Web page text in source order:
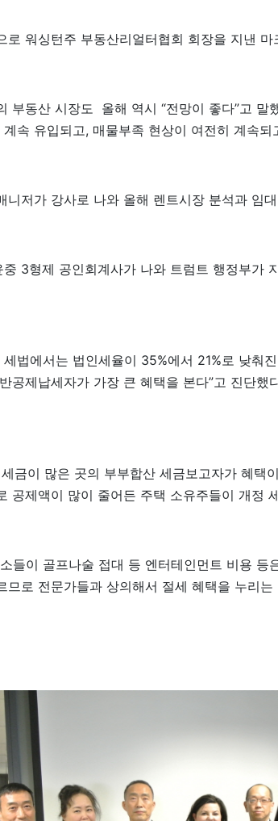
워싱턴주 부동산리얼터협회 회장을 지낸 마
부동산 시장도 올해 역시 “전망이 좋다”고
속 유입되고, 매물부족 현상이 여전히 계속되
저가 강사로 나와 올해 렌트시장 분석과 임
3형제 공인회계사가 나와 트럼트 행정부가
법에서는 법인세율이 35%에서 21%로 낮춰
공제납세자가 가장 큰 혜택을 본다”고 진단
금이 많은 곳의 부부합산 세금보고자가 혜
공제액이 많이 줄어든 주택 소유주들이 개정
들이 골프나술 접대 등 엔터테인먼트 비용 등
로 전문가들과 상의해서 절세 혜택을 누리는